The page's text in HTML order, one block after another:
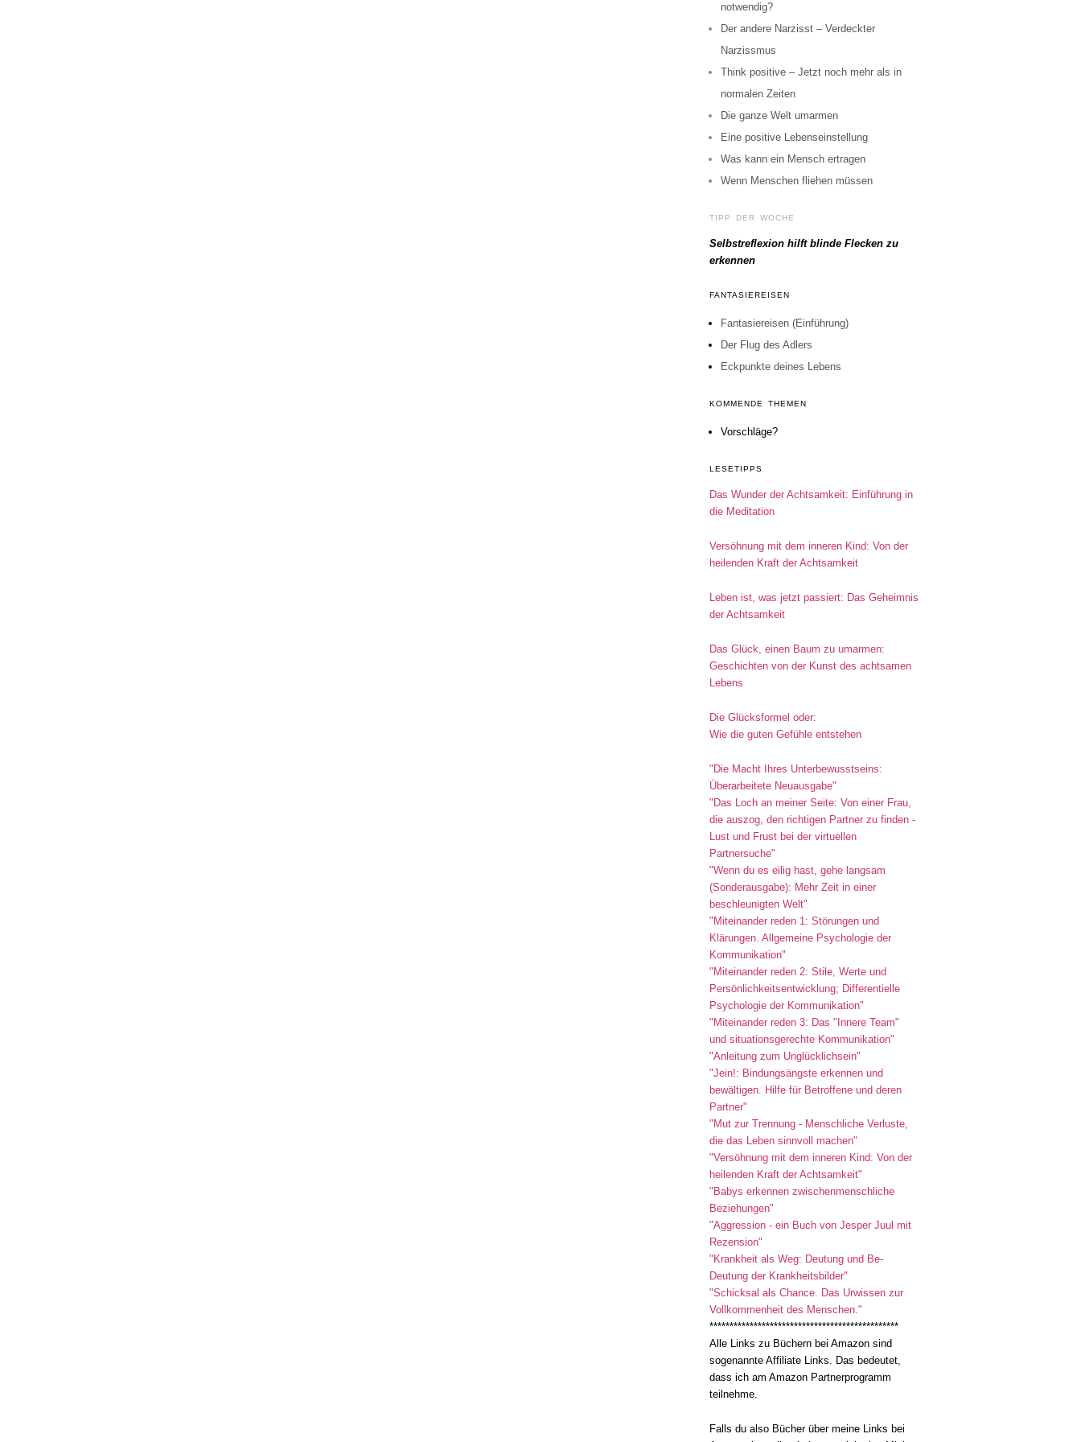
notwendig?
Der andere Narzisst – Verdeckter
Narzissmus
Think positive – Jetzt noch mehr als in
normalen Zeiten
Die ganze Welt umarmen
Eine positive Lebenseinstellung
Was kann ein Mensch ertragen
Wenn Menschen fliehen müssen
TIPP DER WOCHE
Selbstreflexion hilft blinde Flecken zu
erkennen
FANTASIEREISEN
Fantasiereisen (Einführung)
Der Flug des Adlers
Eckpunkte deines Lebens
KOMMENDE THEMEN
Vorschläge?
LESETIPPS
Das Wunder der Achtsamkeit: Einführung in
die Meditation
Versöhnung mit dem inneren Kind: Von der
heilenden Kraft der Achtsamkeit
Leben ist, was jetzt passiert: Das Geheimnis
der Achtsamkeit
Das Glück, einen Baum zu umarmen:
Geschichten von der Kunst des achtsamen
Lebens
Die Glücksformel oder:
Wie die guten Gefühle entstehen
"Die Macht Ihres Unterbewusstseins:
Überarbeitete Neuausgabe"
"Das Loch an meiner Seite: Von einer Frau,
die auszog, den richtigen Partner zu finden -
Lust und Frust bei der virtuellen
Partnersuche"
"Wenn du es eilig hast, gehe langsam
(Sonderausgabe): Mehr Zeit in einer
beschleunigten Welt"
"Miteinander reden 1: Störungen und
Klärungen. Allgemeine Psychologie der
Kommunikation"
"Miteinander reden 2: Stile, Werte und
Persönlichkeitsentwicklung; Differentielle
Psychologie der Kommunikation"
"Miteinander reden 3: Das "Innere Team"
und situationsgerechte Kommunikation"
"Anleitung zum Unglücklichsein"
"Jein!: Bindungsängste erkennen und
bewältigen. Hilfe für Betroffene und deren
Partner"
"Mut zur Trennung - Menschliche Verluste,
die das Leben sinnvoll machen"
"Versöhnung mit dem inneren Kind: Von der
heilenden Kraft der Achtsamkeit"
"Babys erkennen zwischenmenschliche
Beziehungen"
"Aggression - ein Buch von Jesper Juul mit
Rezension"
"Krankheit als Weg: Deutung und Be-
Deutung der Krankheitsbilder"
"Schicksal als Chance. Das Urwissen zur
Vollkommenheit des Menschen."
***********************************************
Alle Links zu Büchern bei Amazon sind
sogenannte Affiliate Links. Das bedeutet,
dass ich am Amazon Partnerprogramm
teilnehme.
Falls du also Bücher über meine Links bei